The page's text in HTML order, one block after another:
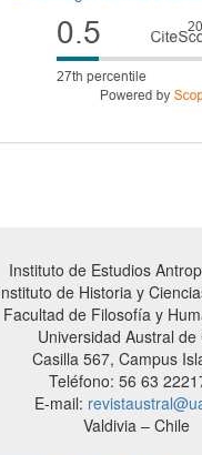
Instituto de Estudios
de Historia y
Facultad de Filosofía y
Universidad Austral de
Casilla 567, Campus
Teléfono: 56 63
E-mail:
Valdivia – Chile